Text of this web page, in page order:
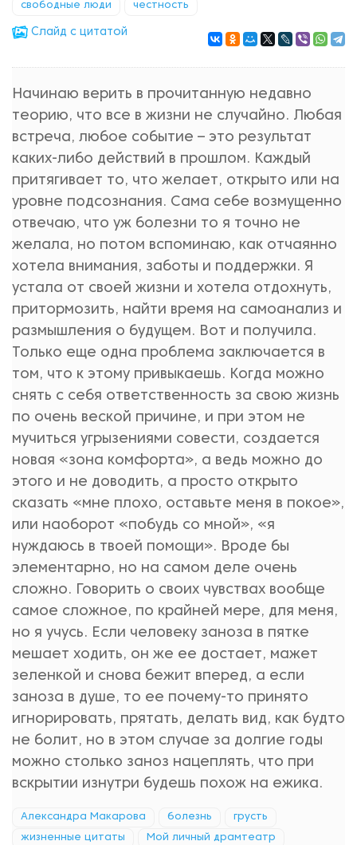
свободные люди честность
Cлайд с цитатой
Начинаю верить в прочитанную недавно
теорию, что все в жизни не случайно. Любая
встреча, любое событие – это результат
каких-либо действий в прошлом. Каждый
притягивает то, что желает, открыто или на
уровне подсознания. Сама себе возмущенно
отвечаю, что уж болезни то я точно не
желала, но потом вспоминаю, как отчаянно
хотела внимания, заботы и поддержки. Я
устала от своей жизни и хотела отдохнуть,
притормозить, найти время на самоанализ и
размышления о будущем. Вот и получила.
Только еще одна проблема заключается в
том, что к этому привыкаешь. Когда можно
снять с себя ответственность за свою жизнь
по очень веской причине, и при этом не
мучиться угрызениями совести, создается
новая «зона комфорта», а ведь можно до
этого и не доводить, а просто открыто
сказать «мне плохо, оставьте меня в покое»,
или наоборот «побудь со мной», «я
нуждаюсь в твоей помощи». Вроде бы
элементарно, но на самом деле очень
сложно. Говорить о своих чувствах вообще
самое сложное, по крайней мере, для меня,
но я учусь. Если человеку заноза в пятке
мешает ходить, он же ее достает, мажет
зеленкой и снова бежит вперед, а если
заноза в душе, то ее почему-то принято
игнорировать, прятать, делать вид, как будто
не болит, но в этом случае за долгие годы
можно столько заноз нацеплять, что при
вскрытии изнутри будешь похож на ежика.
Александра Макарова болезнь грусть
жизненные цитаты Мой личный драмтеатр